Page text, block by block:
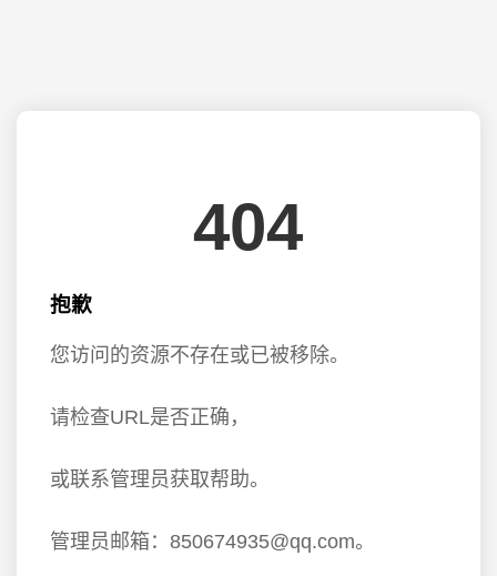
404
抱歉
您访问的资源不存在或已被移除。
请检查URL是否正确，
或联系管理员获取帮助。
管理员邮箱：850674935@qq.com。